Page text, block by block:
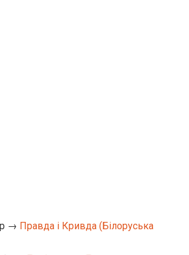
→ Правда і Кривда (Білоруська